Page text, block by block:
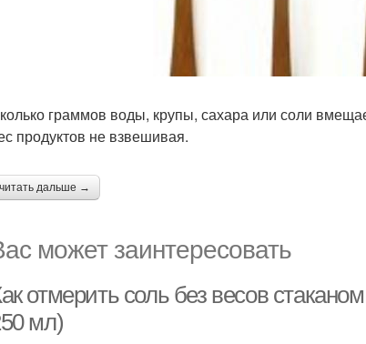
граммов воды, крупы, сахара или соли
продуктов не взвешивая.
читать дальше →
может заинтересовать
отмерить соль без весов
мл)